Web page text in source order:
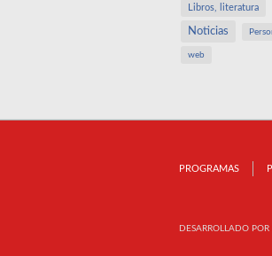
Libros, literatura
Noticias
web
PROGRAMAS
DESARROLLADO